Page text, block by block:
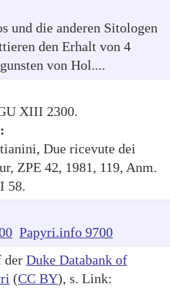
und die anderen Sitologen
den Erhalt von 4
von Hol....
XIII 2300.
Due ricevute dei
ZPE 42, 1981, 119, Anm.
58.
Papyri.info 9700
der Duke Databank of
(CC BY), s. Link: